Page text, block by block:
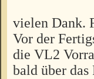
vielen Dank.
Vor der
die VL2
bald über